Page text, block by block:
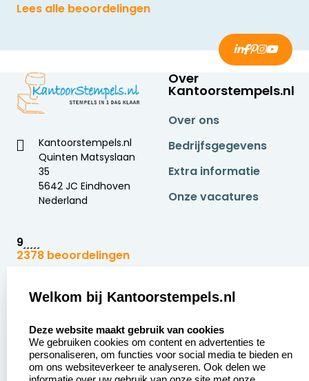
Lees alle beoordelingen
Kantoorstempels.nl
Quinten Matsyslaan
35
5642 JC Eindhoven
Nederland
9
2378 beoordelingen
Over
Kantoorstempels.nl
Over ons
Bedrijfsgegevens
Extra informatie
Onze vacatures
Zakelijk:
Aanvraag op maat
Betaling &
Verzending
Klantenservice:
Contact opnemen
Veel gestelde vragen
Retourneren
Welkom bij Kantoorstempels.nl
Deze website maakt gebruik van cookies
We gebruiken cookies om content en advertenties te
personaliseren, om functies voor social media te bieden en
om ons websiteverkeer te analyseren. Ook delen we